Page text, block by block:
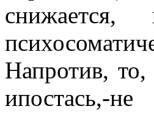
Напротив, то,
ипостась,-